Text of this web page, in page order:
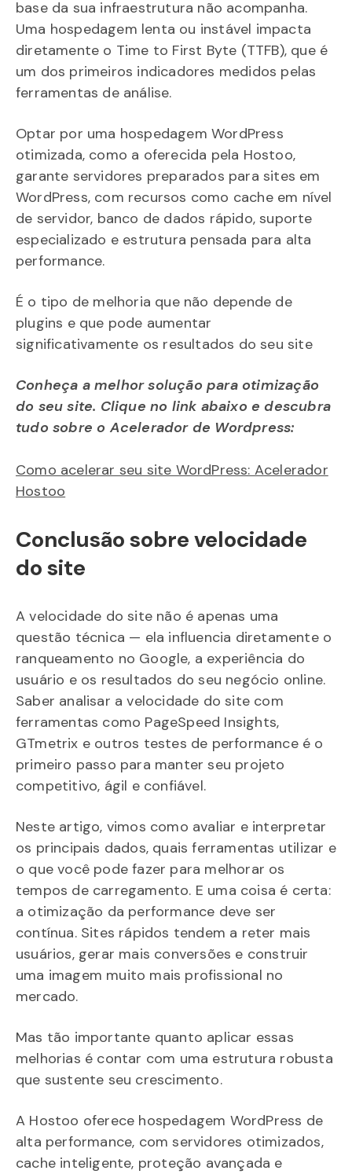
base da sua infraestrutura não acompanha.
Uma hospedagem lenta ou instável impacta
diretamente o Time to First Byte (TTFB), que é
um dos primeiros indicadores medidos pelas
ferramentas de análise.
Optar por uma hospedagem WordPress
otimizada, como a oferecida pela Hostoo,
garante servidores preparados para sites em
WordPress, com recursos como cache em nível
de servidor, banco de dados rápido, suporte
especializado e estrutura pensada para alta
performance.
É o tipo de melhoria que não depende de
plugins e que pode aumentar
significativamente os resultados do seu site
Conheça a melhor solução para otimização
do seu site. Clique no link abaixo e descubra
tudo sobre o Acelerador de Wordpress:
Como acelerar seu site WordPress: Acelerador
Hostoo
Conclusão sobre velocidade
do site
A velocidade do site não é apenas uma
questão técnica — ela influencia diretamente o
ranqueamento no Google, a experiência do
usuário e os resultados do seu negócio online.
Saber analisar a velocidade do site com
ferramentas como PageSpeed Insights,
GTmetrix e outros testes de performance é o
primeiro passo para manter seu projeto
competitivo, ágil e confiável.
Neste artigo, vimos como avaliar e interpretar
os principais dados, quais ferramentas utilizar e
o que você pode fazer para melhorar os
tempos de carregamento. E uma coisa é certa:
a otimização da performance deve ser
contínua. Sites rápidos tendem a reter mais
usuários, gerar mais conversões e construir
uma imagem muito mais profissional no
mercado.
Mas tão importante quanto aplicar essas
melhorias é contar com uma estrutura robusta
que sustente seu crescimento.
A Hostoo oferece hospedagem WordPress de
alta performance, com servidores otimizados,
cache inteligente, proteção avançada e